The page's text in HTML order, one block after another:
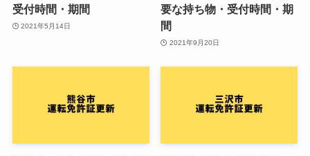
受付時間・期間
2021年5月14日
要な持ち物・受付時間・期
間
2021年9月20日